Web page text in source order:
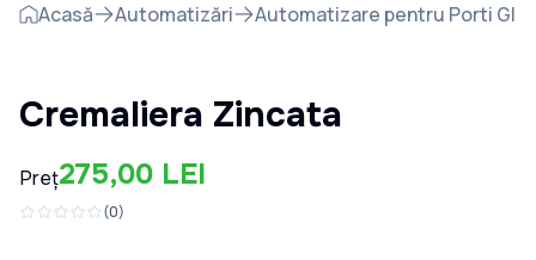
Acasă Automatizări Automatizare pentru Porti
Cremaliera Zincata
Preț275,00 LEI
(0)